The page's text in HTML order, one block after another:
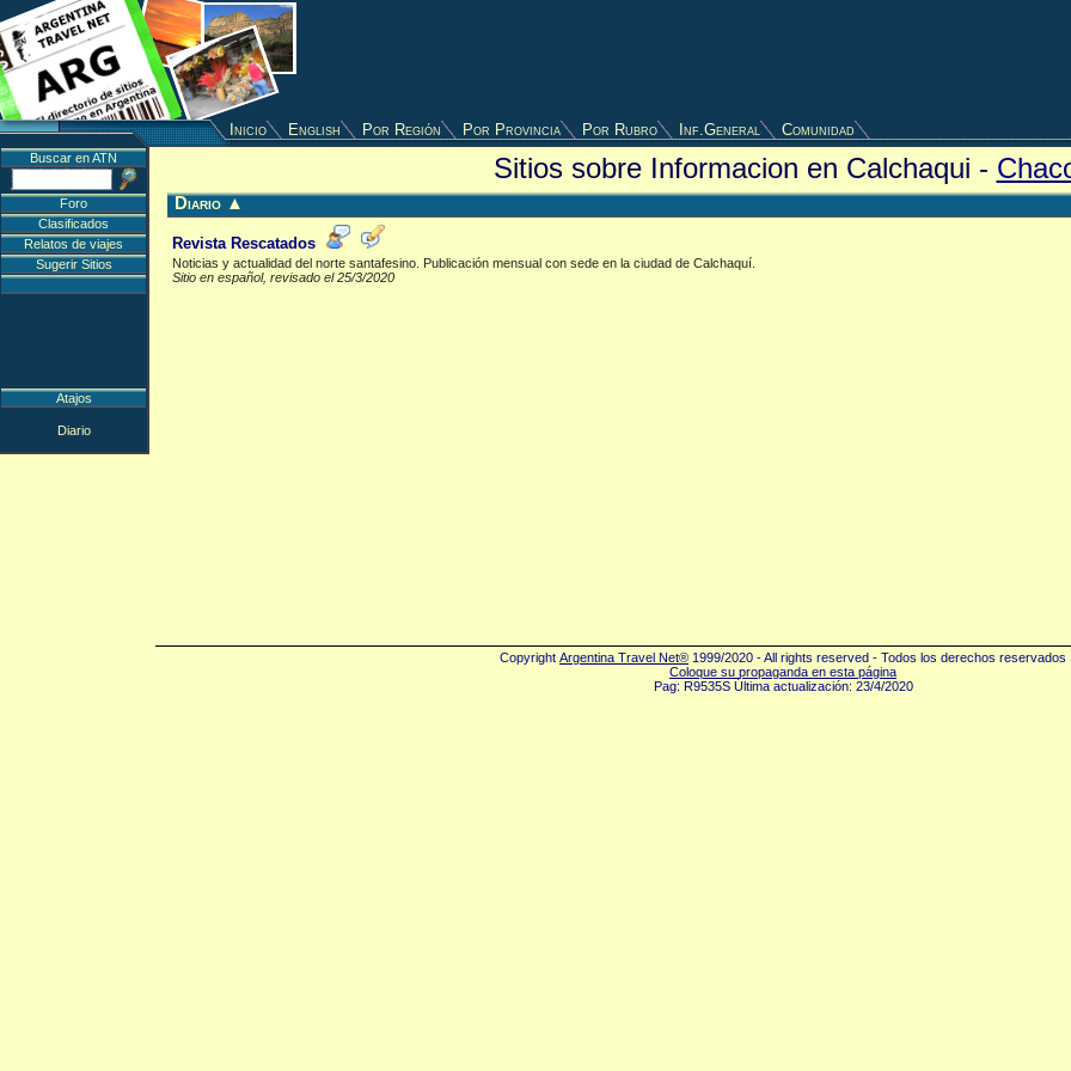
Inicio English Por Región Por Provincia Por Rubro Inf.General Comunidad
Sitios sobre Informacion en Calchaqui -
Diario ▲
Revista Rescatados
Noticias y actualidad del norte santafesino. Publicación mensual con sede en la ciudad de Calchaquí.
Sitio en español, revisado el 25/3/2020
Buscar en ATN
Foro
Clasificados
Relatos de viajes
Sugerir Sitios
Atajos
Diario
Copyright Argentina Travel Net® 1999/2020 - All rights reserved - Todos los derechos reservados
Coloque su propaganda en esta página
Pag: R9535S Última actualización: 23/4/2020